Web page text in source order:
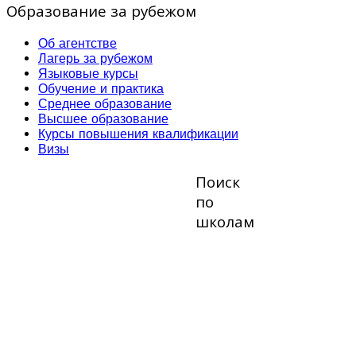
Образование за рубежом
Об агентстве
Лагерь за рубежом
Языковые курсы
Обучение и практика
Среднее образование
Высшее образование
Курсы повышения квалификации
Визы
Поиск
по
школам